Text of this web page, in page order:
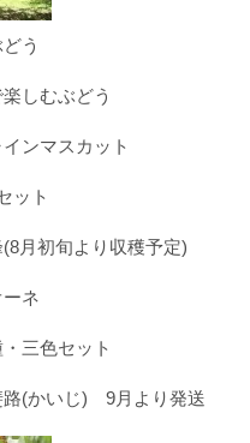
う
しむぶどう
ンマスカット
ット
月初旬より収穫予定)
ネ
三色セット
(かいじ) 9月より発送